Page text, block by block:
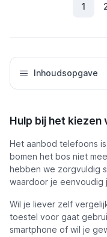
1
Inhoudsopgave
Hulp bij het
Het aanbod telefoons
bomen het bos niet
hebben we zorgvuldig
waardoor je eenvoudig
Wil je liever zelf
toestel voor gaat
smartphone of wil je